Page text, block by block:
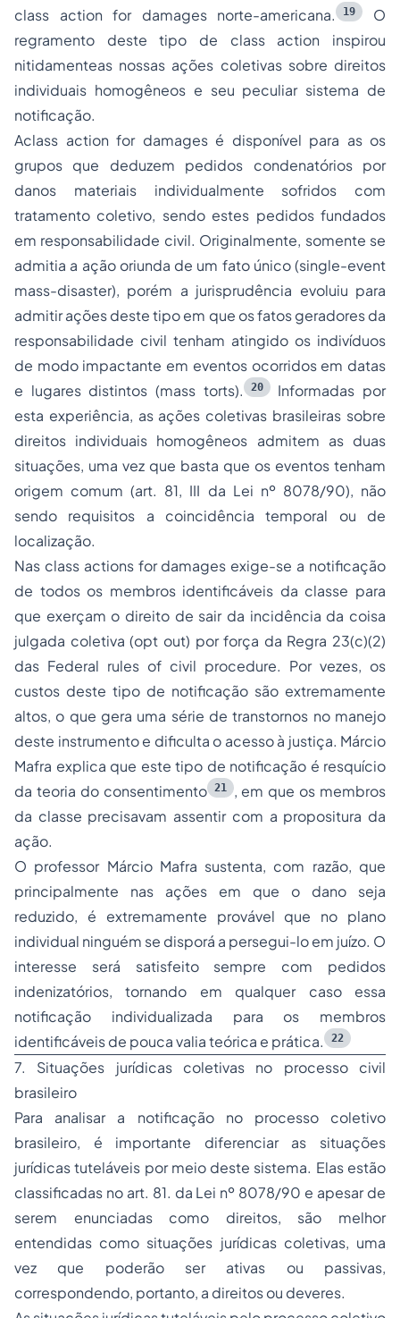
class action for damages norte-americana.
19
O
regramento deste tipo de class action inspirou
nitidamenteas nossas ações coletivas sobre direitos
individuais homogêneos e seu peculiar sistema de
notificação.
Aclass action for damages é disponível para as os
grupos que deduzem pedidos condenatórios por
danos materiais individualmente sofridos com
tratamento coletivo, sendo estes pedidos fundados
em responsabilidade civil. Originalmente, somente se
admitia a ação oriunda de um fato único (single-event
mass-disaster), porém a jurisprudência evoluiu para
admitir ações deste tipo em que os fatos geradores da
responsabilidade civil tenham atingido os indivíduos
de modo impactante em eventos ocorridos em datas
e lugares distintos (mass torts).
20 Informadas por
esta experiência, as ações coletivas brasileiras sobre
direitos individuais homogêneos admitem as duas
situações, uma vez que basta que os eventos tenham
origem comum (art. 81, III da Lei nº 8078/90), não
sendo requisitos a coincidência temporal ou de
localização.
Nas class actions for damages exige-se a notificação
de todos os membros identificáveis da classe para
que exerçam o direito de sair da incidência da coisa
julgada coletiva (opt out) por força da Regra 23(c)(2)
das Federal rules of civil procedure. Por vezes, os
custos deste tipo de notificação são extremamente
altos, o que gera uma série de transtornos no manejo
deste instrumento e dificulta o acesso à justiça. Márcio
Mafra explica que este tipo de notificação é resquício
da teoria do consentimento
21
, em que os membros
da classe precisavam assentir com a propositura da
ação.
O professor Márcio Mafra sustenta, com razão, que
principalmente nas ações em que o dano seja
reduzido, é extremamente provável que no plano
individual ninguém se disporá a persegui-lo em juízo. O
interesse será satisfeito sempre com pedidos
indenizatórios, tornando em qualquer caso essa
notificação individualizada para os membros
identificáveis de pouca valia teórica e prática.
22
7. Situações jurídicas coletivas no processo civil
brasileiro
Para analisar a notificação no processo coletivo
brasileiro, é importante diferenciar as situações
jurídicas tuteláveis por meio deste sistema. Elas estão
classificadas no art. 81. da Lei nº 8078/90 e apesar de
serem enunciadas como direitos, são melhor
entendidas como situações jurídicas coletivas, uma
vez que poderão ser ativas ou passivas,
correspondendo, portanto, a direitos ou deveres.